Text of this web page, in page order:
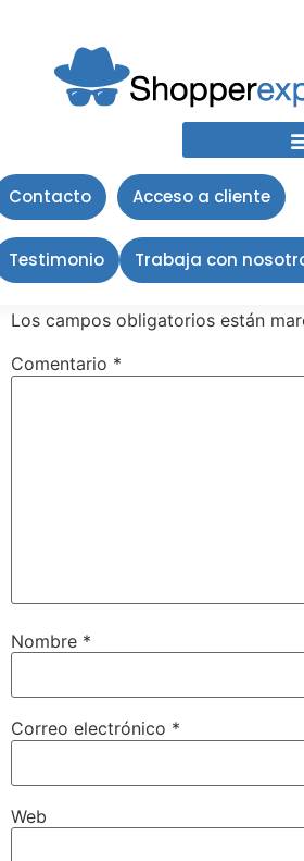
Contacto Acceso a cliente
Testimonio Trabaja con
Maestra-
Deja una
Los campos obligatorios están
Comentario *
Nombre *
Correo electrónico *
Web